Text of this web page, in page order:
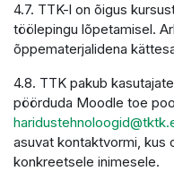
4.7. TTK-l on õigus
töölepingu lõpetamisel.
õppematerjalidena
4.8. TTK pakub
pöörduda Moodle toe
asuvat kontaktvormi, kus
konkreetsele inimesele.